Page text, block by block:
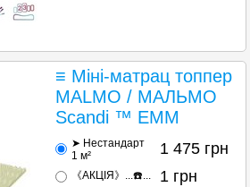
≡ Міні-матрац топпер
MALMO / МАЛЬМО
Scandi ™ ЕММ
➤ Нестандарт
1 м²
1 475 грн
《АКЦІЯ》...☎️... 1 грн